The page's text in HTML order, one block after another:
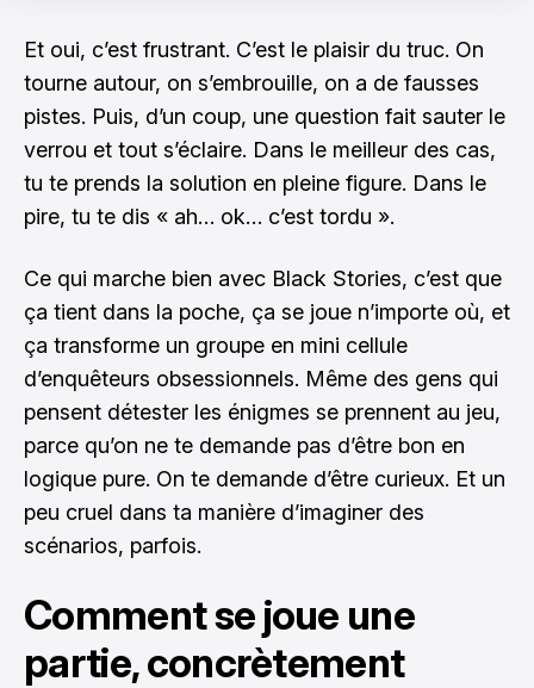
Et oui, c’est frustrant. C’est le plaisir du truc. On
tourne autour, on s’embrouille, on a de fausses
pistes. Puis, d’un coup, une question fait sauter le
verrou et tout s’éclaire. Dans le meilleur des cas,
tu te prends la solution en pleine figure. Dans le
pire, tu te dis « ah… ok… c’est tordu ».
Ce qui marche bien avec Black Stories, c’est que
ça tient dans la poche, ça se joue n’importe où, et
ça transforme un groupe en mini cellule
d’enquêteurs obsessionnels. Même des gens qui
pensent détester les énigmes se prennent au jeu,
parce qu’on ne te demande pas d’être bon en
logique pure. On te demande d’être curieux. Et un
peu cruel dans ta manière d’imaginer des
scénarios, parfois.
Comment se joue une
partie, concrètement